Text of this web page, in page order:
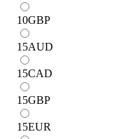
10GBP
15AUD
15CAD
15GBP
15EUR